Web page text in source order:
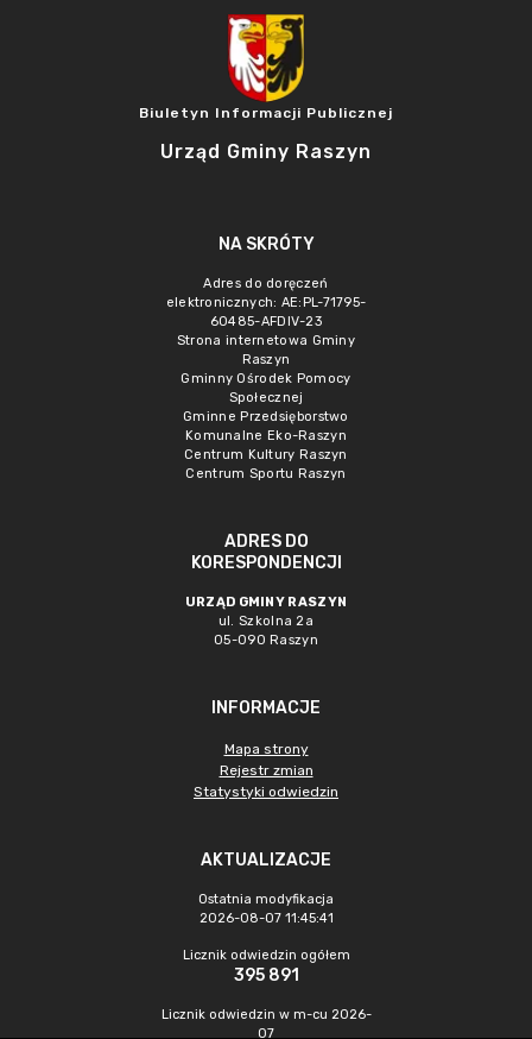
Biuletyn Informacji Publicznej
Urząd Gminy Raszyn
NA SKRÓTY
Adres do doręczeń
elektronicznych: AE:PL-71795-
60485-AFDIV-23
Strona internetowa Gminy
Raszyn
Gminny Ośrodek Pomocy
Społecznej
Gminne Przedsięborstwo
Komunalne Eko-Raszyn
Centrum Kultury Raszyn
Centrum Sportu Raszyn
ADRES DO
KORESPONDENCJI
URZĄD GMINY RASZYN
ul. Szkolna 2a
05-090 Raszyn
INFORMACJE
Mapa strony
Rejestr zmian
Statystyki odwiedzin
AKTUALIZACJE
Ostatnia modyfikacja
2026-08-07 11:45:41
Licznik odwiedzin ogółem
395 891
Licznik odwiedzin w m-cu 2026-
07